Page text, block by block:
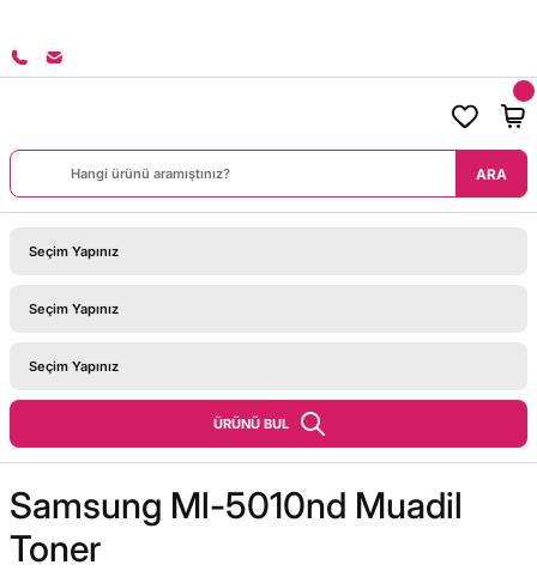
ARA
ÜRÜNÜ BUL
Samsung Ml-5010nd Muadil
Toner